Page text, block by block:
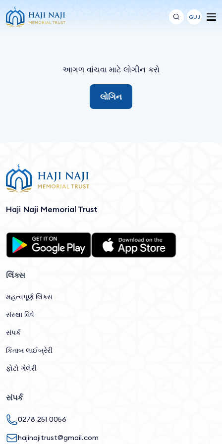
GUJ
આગળ વાંચવા માટે લોગીન કરો
લોગિન
Haji Naji Memorial Trust
લિંક્સ
મહત્વપૂર્ણ લિંક્સ
સંસ્થા વિષે
સંપર્ક
કિતાબ લાઈબ્રેરી
ફોટો ગેલેરી
સંપર્ક
0278 251 0056
hajinajitrust@gmail.com